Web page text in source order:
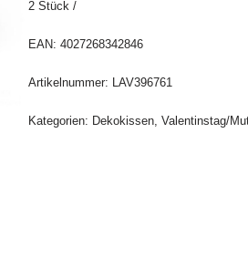
2Stück /
EAN:4027268342846
Artikelnummer: LAV396761
Kategorien: Dekokissen,Valentinstag/